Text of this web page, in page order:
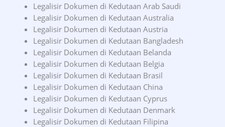
Legalisir Dokumen di Kedutaan Arab Saudi
Legalisir Dokumen di Kedutaan Australia
Legalisir Dokumen di Kedutaan Austria
Legalisir Dokumen di Kedutaan Bangladesh
Legalisir Dokumen di Kedutaan Belanda
Legalisir Dokumen di Kedutaan Belgia
Legalisir Dokumen di Kedutaan Brasil
Legalisir Dokumen di Kedutaan China
Legalisir Dokumen di Kedutaan Cyprus
Legalisir Dokumen di Kedutaan Denmark
Legalisir Dokumen di Kedutaan Filipina